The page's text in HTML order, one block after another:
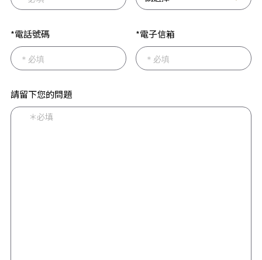
*電話號碼 *電子信箱
請留下您的問題